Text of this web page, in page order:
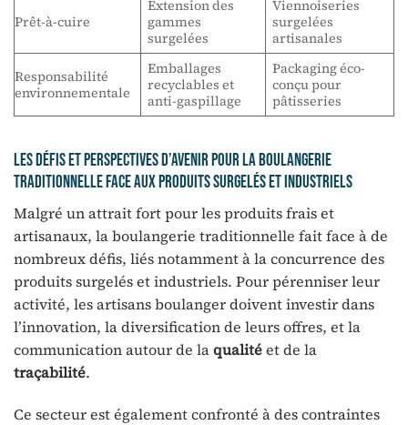
Prêt-à-cuire
Extension des
gammes
surgelées
Viennoiseries
surgelées
artisanales
Responsabilité
environnementale
Emballages
recyclables et
anti-gaspillage
Packaging éco-
conçu pour
pâtisseries
Les défis et perspectives d’avenir pour la boulangerie
traditionnelle face aux produits surgelés et industriels
Malgré un attrait fort pour les produits frais et
artisanaux, la boulangerie traditionnelle fait face à de
nombreux défis, liés notamment à la concurrence des
produits surgelés et industriels. Pour pérenniser leur
activité, les artisans boulanger doivent investir dans
l’innovation, la diversification de leurs offres, et la
communication autour de laqualitéet de la
traçabilité.
Ce secteur est également confronté à des contraintes